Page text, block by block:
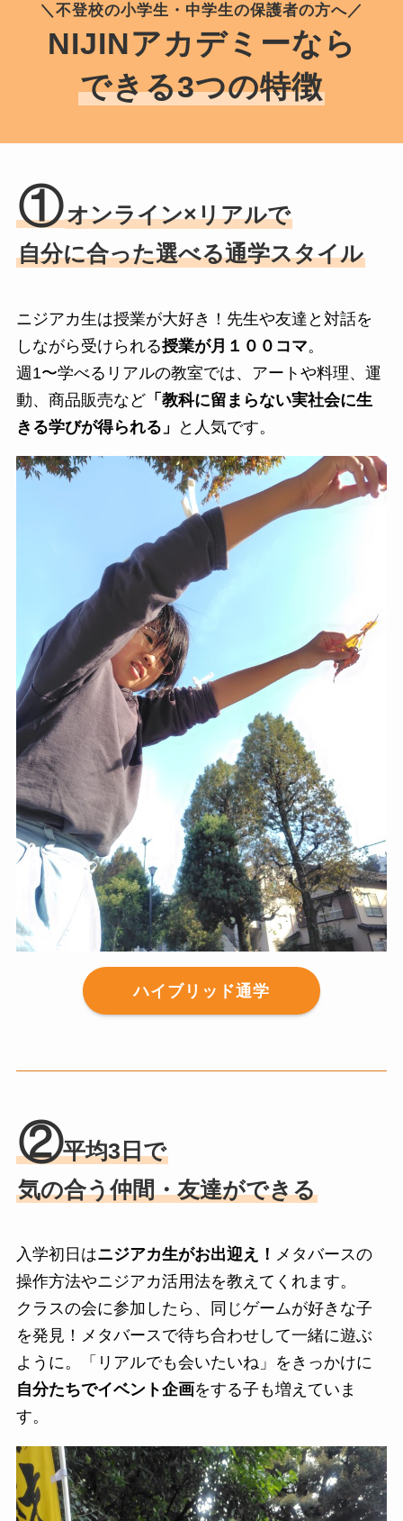
＼不登校の小学生・中学生の保護者の方へ／
NIJINアカデミーなら
できる3つの特徴
①オンライン×リアルで
自分に合った選べる通学スタイル
ニジアカ生は授業が大好き！先生や友達と対話を
しながら受けられる授業が月１００コマ。
週1〜学べるリアルの教室では、アートや料理、運
動、商品販売など「教科に留まらない実社会に生
きる学びが得られる」
と人気です。
ハイブリッド通学
②平均3日で
気の合う仲間・友達ができる
入学初日はニジアカ生がお出迎え！ メタバースの
操作方法やニジアカ活用法を教えてくれます。
クラスの会に参加したら、同じゲームが好きな子
を発見！メタバースで待ち合わせして一緒に遊ぶ
ように。「リアルでも会いたいね」をきっかけに
自分たちでイベント企画をする子も増えていま
す。